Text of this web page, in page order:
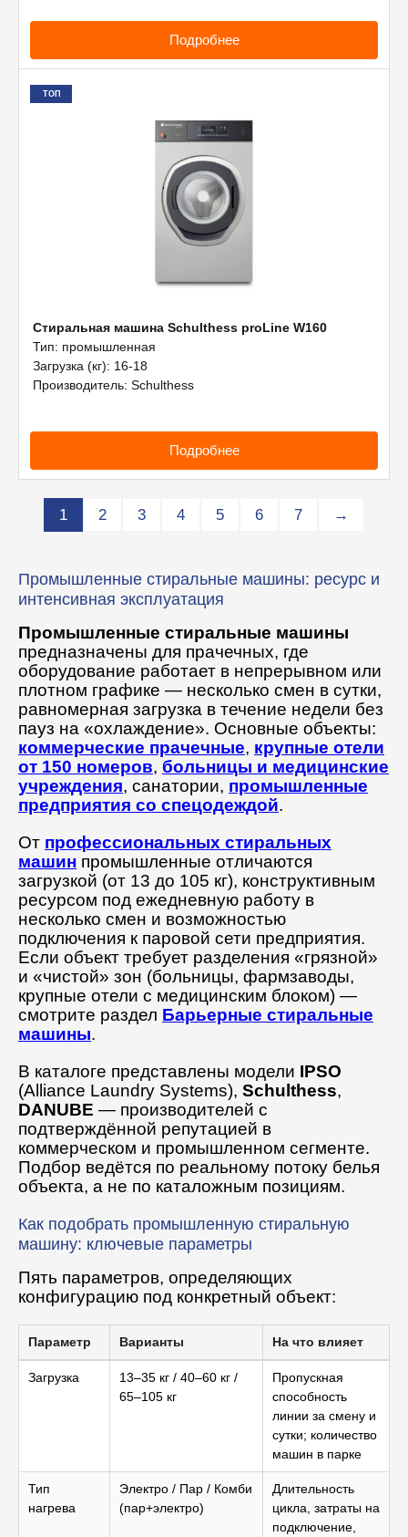
Подробнее
ТОП
Стиральная машина Schulthess proLine W160
Тип: промышленная
Загрузка (кг): 16-18
Производитель: Schulthess
Подробнее
1 2 3 4 5 6 7 →
Промышленные стиральные машины: ресурс и
интенсивная эксплуатация
Промышленные стиральные машины
предназначены для прачечных, где
оборудование работает в непрерывном или
плотном графике — несколько смен в сутки,
равномерная загрузка в течение недели без
пауз на «охлаждение». Основные объекты:
коммерческие прачечные, крупные отели
от 150 номеров, больницы и медицинские
учреждения, санатории, промышленные
предприятия со спецодеждой.
От профессиональных стиральных
машин промышленные отличаются
загрузкой (от 13 до 105 кг), конструктивным
ресурсом под ежедневную работу в
несколько смен и возможностью
подключения к паровой сети предприятия.
Если объект требует разделения «грязной»
и «чистой» зон (больницы, фармзаводы,
крупные отели с медицинским блоком) —
смотрите раздел Барьерные стиральные
машины.
В каталоге представлены модели IPSO
(Alliance Laundry Systems), Schulthess,
DANUBE — производителей с
подтверждённой репутацией в
коммерческом и промышленном сегменте.
Подбор ведётся по реальному потоку белья
объекта, а не по каталожным позициям.
Как подобрать промышленную стиральную
машину: ключевые параметры
Пять параметров, определяющих
конфигурацию под конкретный объект:
Параметр Варианты На что влияет
Загрузка
13–35 кг / 40–60 кг /
65–105 кг
Пропускная
способность
линии за смену и
сутки; количество
машин в парке
Тип
нагрева
Электро / Пар / Комби
(пар+электро)
Длительность
цикла, затраты на
подключение,